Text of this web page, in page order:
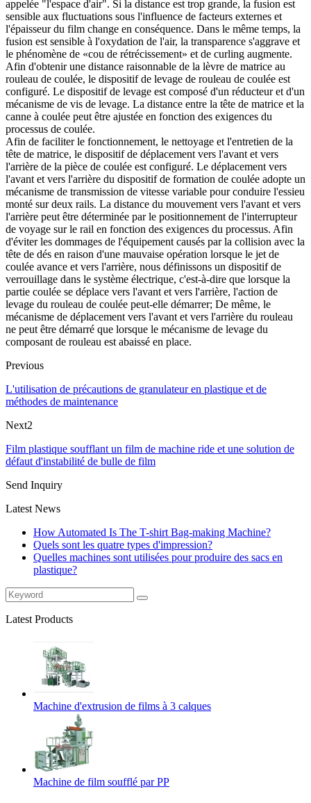
appelée "l'espace d'air". Si la distance est trop grande, la fusion est
sensible aux fluctuations sous l'influence de facteurs externes et
l'épaisseur du film change en conséquence. Dans le même temps, la
fusion est sensible à l'oxydation de l'air, la transparence s'aggrave et
le phénomène de «cou de rétrécissement» et de curling augmente.
Afin d'obtenir une distance raisonnable de la lèvre de matrice au
rouleau de coulée, le dispositif de levage de rouleau de coulée est
configuré. Le dispositif de levage est composé d'un réducteur et d'un
mécanisme de vis de levage. La distance entre la tête de matrice et la
canne à coulée peut être ajustée en fonction des exigences du
processus de coulée.
Afin de faciliter le fonctionnement, le nettoyage et l'entretien de la
tête de matrice, le dispositif de déplacement vers l'avant et vers
l'arrière de la pièce de coulée est configuré. Le déplacement vers
l'avant et vers l'arrière du dispositif de formation de coulée adopte un
mécanisme de transmission de vitesse variable pour conduire l'essieu
monté sur deux rails. La distance du mouvement vers l'avant et vers
l'arrière peut être déterminée par le positionnement de l'interrupteur
de voyage sur le rail en fonction des exigences du processus. Afin
d'éviter les dommages de l'équipement causés par la collision avec la
tête de dés en raison d'une mauvaise opération lorsque le jet de
coulée avance et vers l'arrière, nous définissons un dispositif de
verrouillage dans le système électrique, c'est-à-dire que lorsque la
partie coulée se déplace vers l'avant et vers l'arrière, l'action de
levage du rouleau de coulée peut-elle démarrer; De même, le
mécanisme de déplacement vers l'avant et vers l'arrière du rouleau
ne peut être démarré que lorsque le mécanisme de levage du
composant de rouleau est abaissé en place.
Previous
L'utilisation de précautions de granulateur en plastique et de
méthodes de maintenance
Next2
Film plastique soufflant un film de machine ride et une solution de
défaut d'instabilité de bulle de film
Send Inquiry
Latest News
How Automated Is The T-shirt Bag-making Machine?
Quels sont les quatre types d'impression?
Quelles machines sont utilisées pour produire des sacs en
plastique?
Latest Products
Machine d'extrusion de films à 3 calques
Machine de film soufflé par PP